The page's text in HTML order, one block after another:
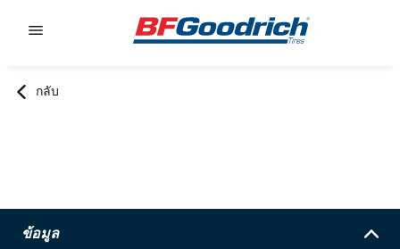
กลับ
ข้อมูล